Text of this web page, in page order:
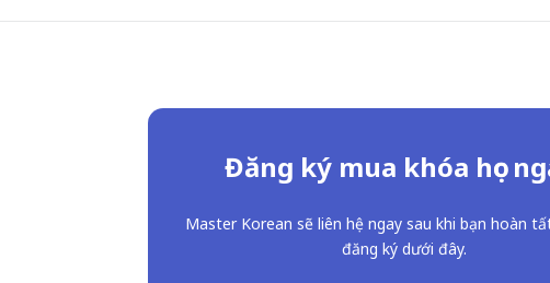
Đăng ký mua khóa học
Master Korean sẽ liên hệ ngay sau khi bạn hoàn
đăng ký dưới đây.